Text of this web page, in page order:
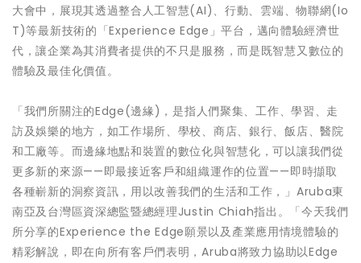
大會中，展現其透過整合人工智慧(AI)、行動、雲端、物聯網(Io
T)等最新技術的「Experience Edge」平台，邁向體驗經濟世
代，讓企業為其消費者提供的不只是服務，而是既智慧又數位的
體驗及最佳化價值。
「我們所關注的Edge(邊緣)，是指人們聚集、工作、學習、走
訪及娛樂的地方，如工作場所、學校、商店、銀行、飯店、醫院
和工廠等。而邊緣地點和裝置的數位化與智慧化，可以讓我們從
更多新的來源——即最接近客戶和組織運作的位置——即時擷取
各種嶄新的洞察資訊，用以改善我們的生活和工作，」Aruba東
南亞及台灣區資深總監暨總經理Justin Chiah指出。「今天我們
所分享的Experience the Edge願景以及產業應用情境體驗的
精彩解說，即在向所有客戶們表明，Aruba將致力協助以Edge